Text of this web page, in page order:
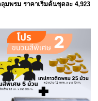
มพรม ราคาเริ่มต้นชุดละ 4,923